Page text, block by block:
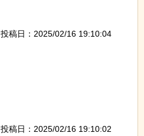
投稿日：2025/02/16 19:10:04
投稿日：2025/02/16 19:10:02